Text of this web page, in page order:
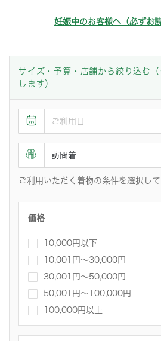
妊娠中のお客様へ（必ずお
サイズ・予算・店舗から絞り込む
します）
ご利用いただく着物の条件を選択し
価格
10,000円以下
10,001円〜30,000円
30,001円～50,000円
50,001円～100,000円
100,000円以上